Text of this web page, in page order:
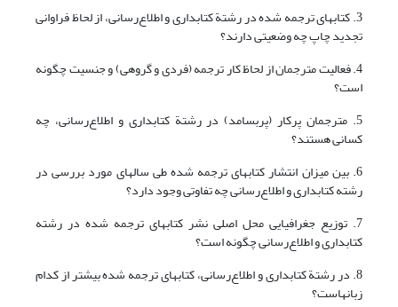
3. کتابهای ترجمه شده در رشتة کتابداری و اطلاع‌رسانی، از لحاظ فراوانی
تجدید چاپ چه وضعیتی دارند؟
4. فعالیت مترجمان از لحاظ کار ترجمه (فردی و گروهی) و جنسیت چگونه
است؟
5. مترجمان پرکار (پربسامد) در رشتة کتابداری و اطلاع‌رسانی، چه
کسانی هستند؟
6. بین میزان انتشار کتابهای ترجمه شده طی سالهای مورد بررسی در
رشته کتابداری و اطلاع‌رسانی چه تفاوتی وجود دارد؟
7. توزیع جغرافیایی محل اصلی نشر کتابهای ترجمه شده در رشته
کتابداری و اطلاع‌رسانی چگونه است؟
8. در رشتة کتابداری و اطلاع‌رسانی، کتابهای ترجمه شده بیشتر از کدام
زبانهاست؟